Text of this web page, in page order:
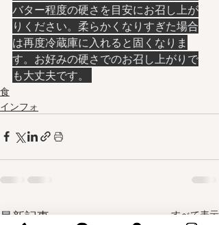
バター程度の硬さを目安にお召し上が
りください。柔らかくなりすぎた場合
は再度冷蔵庫に入れると固くなりま
す。お好みの硬さでのお召し上がりで
も大丈夫です。
食
インフォ
最新記事 すべて表示